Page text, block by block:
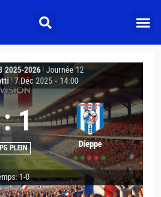
2025-2026
Journée 12
| 7 Déc 2025 - 14:00
: 1
PLEIN Dieppe
1-0